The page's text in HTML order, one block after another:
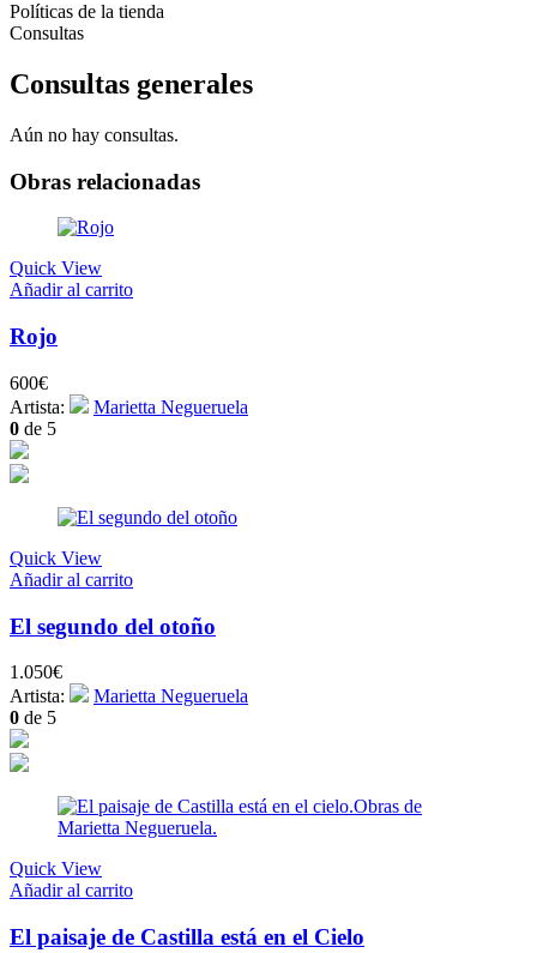
Políticas de la tienda
Consultas
Consultas generales
Aún no hay consultas.
Obras relacionadas
Quick View
Añadir al carrito
Rojo
600€
Artista:
Marietta Negueruela
0 de 5
Quick View
Añadir al carrito
El segundo del otoño
1.050€
Artista:
Marietta Negueruela
0 de 5
Quick View
Añadir al carrito
El paisaje de Castilla está en el Cielo